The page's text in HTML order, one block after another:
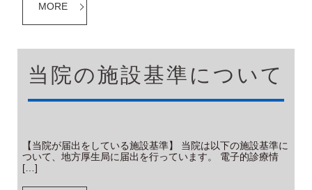
MORE
当院の施設基準について
【当院が届出をしている施設基準】 当院は以下の施設基準に
ついて、地方厚生局に届出を行っています。 電子的診療情
[…]